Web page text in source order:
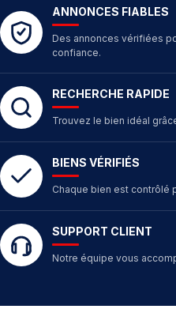
ANNONCES FIABLES
Des annonces vérifiées
confiance.
RECHERCHE RAPIDE
Trouvez le bien idéal
BIENS VÉRIFIÉS
Chaque bien est contrôlé
SUPPORT CLIENT
Notre équipe vous